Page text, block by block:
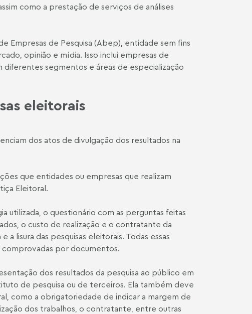
como a prestação de serviços de análises
Empresas de Pesquisa (Abep), entidade sem fins
opinião e mídia. Isso inclui empresas de
segmentos e áreas de especialização
eleitorais
dos atos de divulgação dos resultados na
que entidades ou empresas que realizam
Eleitoral.
utilizada, o questionário com as perguntas feitas
o custo de realização e o contratante da
lisura das pesquisas eleitorais. Todas essas
comprovadas por documentos.
dos resultados da pesquisa ao público em
de pesquisa ou de terceiros. Ela também deve
como a obrigatoriedade de indicar a margem de
dos trabalhos, o contratante, entre outras